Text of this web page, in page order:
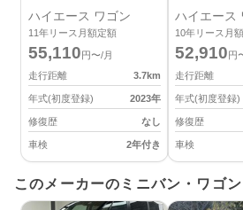
ハイエース ワゴン
11年リース月額定額
55,110円〜/月
走行距離
3.7km
年式(初度登録) 2023年
修復歴 なし
車検 2年付き
ハイエース
10年リース月
52,910円
走行距離
年式(初度登録)
修復歴
車検
このメーカーのミニバン・ワゴン